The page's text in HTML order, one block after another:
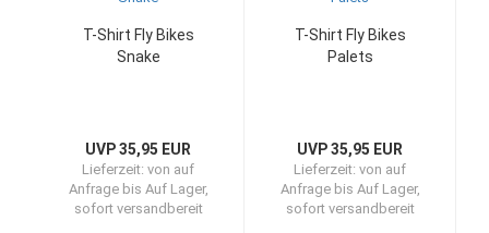
T-Shirt Fly Bikes
Snake
UVP 35,95 EUR
Lieferzeit: von auf
Anfrage bis Auf Lager,
sofort versandbereit
T-Shirt Fly Bikes
Palets
UVP 35,95 EUR
Lieferzeit: von auf
Anfrage bis Auf Lager,
sofort versandbereit